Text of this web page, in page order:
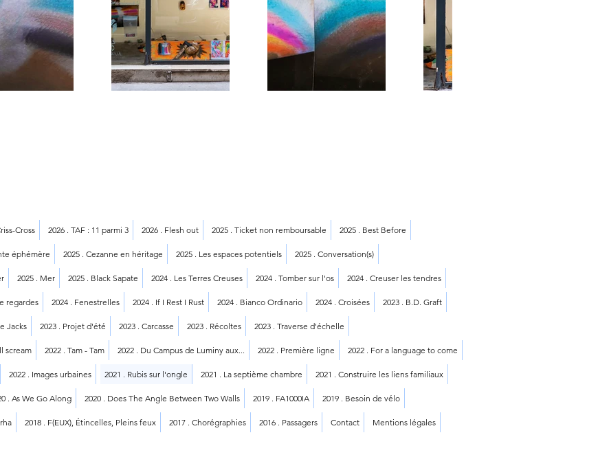
Cross 2026 . TAF : 11 parmi 3 2026 . Flesh out 2025 . Ticket non remboursable 2025 . Best Before
éphémère 2025 . Cezanne en héritage 2025 . Les espaces potentiels 2025 . Conversation(s)
2025 . Mer 2025 . Black Sapate 2024 . Les Terres Creuses 2024 . Tomber sur l'os 2024 . Creuser les tendres
regardes 2024 . Fenestrelles 2024 . If I Rest I Rust 2024 . Bianco Ordinario 2024 . Croisées 2023 . B.D. Graft
Jacks 2023 . Projet d'été 2023 . Carcasse 2023 . Récoltes 2023 . Traverse d'échelle
scream 2022 . Tam - Tam 2022 . Du Campus de Luminy aux... 2022 . Première ligne 2022 . For a language to come
2022 . Images urbaines 2021 . Rubis sur l'ongle 2021 . La septième chambre 2021 . Construire les liens familiaux
. As We Go Along 2020 . Does The Angle Between Two Walls 2019 . FA1000IA 2019 . Besoin de vélo
2018 . F(EUX), Étincelles, Pleins feux 2017 . Chorégraphies 2016 . Passagers Contact Mentions légales